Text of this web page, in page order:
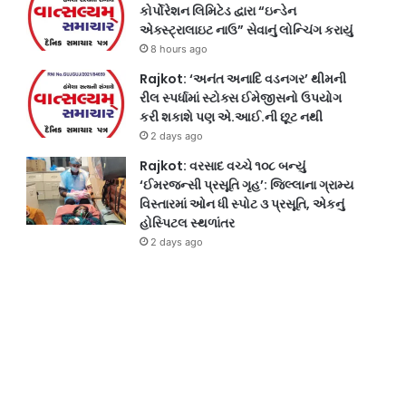
કોર્પોરેશન લિમિટેડ દ્વારા “ઇન્ડેન
એક્સ્ટ્રાલાઇટ નાઉ” સેવાનું લોન્ચિંગ કરાયું
8 hours ago
Rajkot: ‘અનંત અનાદિ વડનગર’ થીમની
રીલ સ્પર્ધામાં સ્ટોક્સ ઈમેજીસનો ઉપયોગ
કરી શકાશે પણ એ.આઈ.ની છૂટ નથી
2 days ago
Rajkot: વરસાદ વચ્ચે ૧૦૮ બન્યું
‘ઈમરજન્સી પ્રસૂતિ ગૃહ’: જિલ્લાના ગ્રામ્ય
વિસ્તારમાં ઓન ધી સ્પોટ ૩ પ્રસૂતિ, એકનું
હોસ્પિટલ સ્થળાંતર
2 days ago